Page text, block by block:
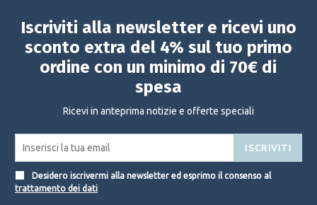
Iscriviti alla newsletter e ricevi uno
sconto extra del 4% sul tuo primo
ordine con un minimo di 70€ di
spesa
Ricevi in anteprima notizie e offerte speciali
ISCRIVITI
Desidero iscrivermi alla newsletter ed esprimo il consenso al
trattamento dei dati